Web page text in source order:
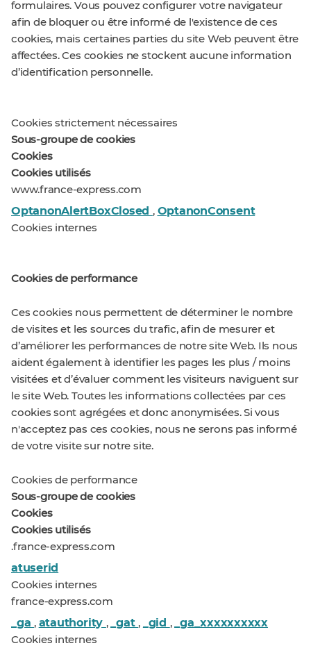
formulaires. Vous pouvez configurer votre navigateur
afin de bloquer ou être informé de l'existence de ces
cookies, mais certaines parties du site Web peuvent être
affectées. Ces cookies ne stockent aucune information
d’identification personnelle.
Cookies strictement nécessaires
Sous-groupe de cookies
Cookies
Cookies utilisés
www.france-express.com
OptanonAlertBoxClosed , OptanonConsent
Cookies internes
Cookies de performance
Ces cookies nous permettent de déterminer le nombre
de visites et les sources du trafic, afin de mesurer et
d’améliorer les performances de notre site Web. Ils nous
aident également à identifier les pages les plus / moins
visitées et d’évaluer comment les visiteurs naviguent sur
le site Web. Toutes les informations collectées par ces
cookies sont agrégées et donc anonymisées. Si vous
n'acceptez pas ces cookies, nous ne serons pas informé
de votre visite sur notre site.
Cookies de performance
Sous-groupe de cookies
Cookies
Cookies utilisés
.france-express.com
atuserid
Cookies internes
france-express.com
_ga, atauthority , _gat, _gid , _ga_xxxxxxxxxx
Cookies internes